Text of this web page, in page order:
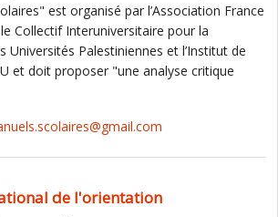
est organisé par l’Association France
Collectif Interuniversitaire pour la
Universités Palestiniennes et l’Institut de
et doit proposer "une analyse critique
de l'orientation